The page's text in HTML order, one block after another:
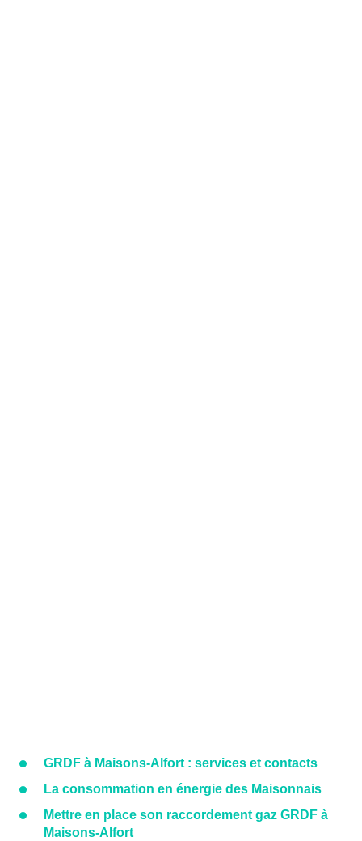
GRDF à Maisons-Alfort : services et contacts
La consommation en énergie des Maisonnais
Mettre en place son raccordement gaz GRDF à
Maisons-Alfort